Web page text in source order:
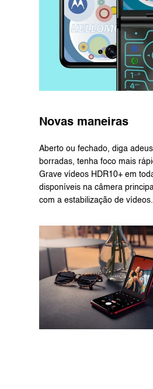
Novas maneiras
Aberto ou fechado, diga
borradas, tenha foco mais
Grave vídeos HDR10+ em
disponíveis na câmera
com a estabilização de vídeos.